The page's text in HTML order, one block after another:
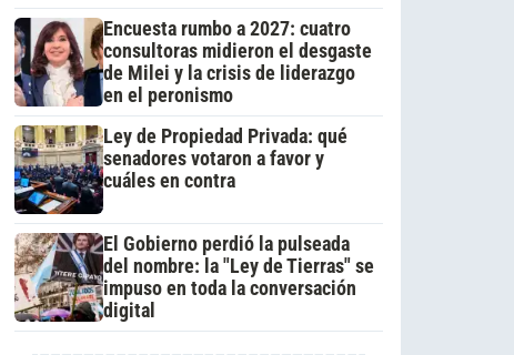
Encuesta rumbo a 2027: cuatro
consultoras midieron el desgaste
de Milei y la crisis de liderazgo
en el peronismo
Ley de Propiedad Privada: qué
senadores votaron a favor y
cuáles en contra
El Gobierno perdió la pulseada
del nombre: la "Ley de Tierras" se
impuso en toda la conversación
digital